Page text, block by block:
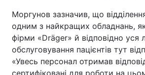
Моргунов зазначив, що
одним з найкращих обладнань,
фірми «Dräger» й відповідно уся
обслуговування пацієнтів тут
«Увесь персонал отримав
сертифіковані для роботи на